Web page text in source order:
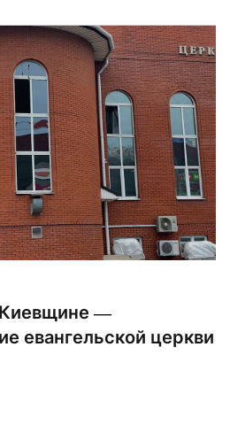
«городом-
несёт людям поддержку и
переживаниях, Савчук
Киевщине —
евангельской церкви